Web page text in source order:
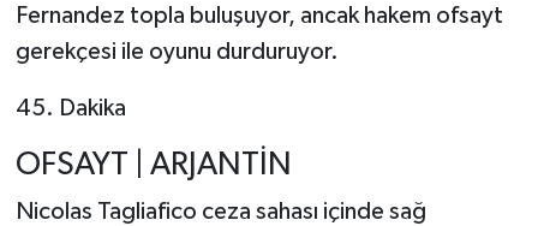
Fernandez topla buluşuyor, ancak hakem ofsayt
gerekçesi ile oyunu durduruyor.
45. Dakika
OFSAYT | ARJANTİN
Nicolas Tagliafico ceza sahası içinde sağ